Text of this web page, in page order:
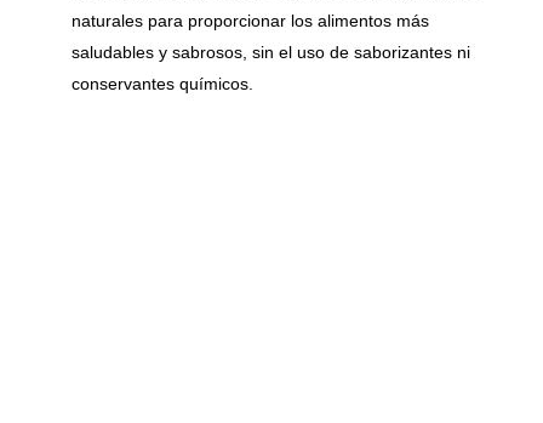
naturales para proporcionar los alimentos más
saludables y sabrosos, sin el uso de saborizantes ni
conservantes químicos.